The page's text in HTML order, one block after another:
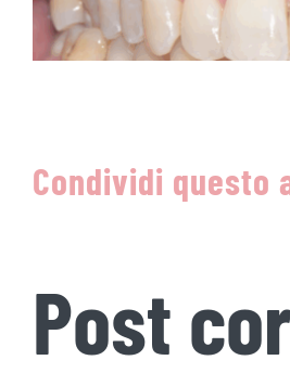
Condividi questo
Post